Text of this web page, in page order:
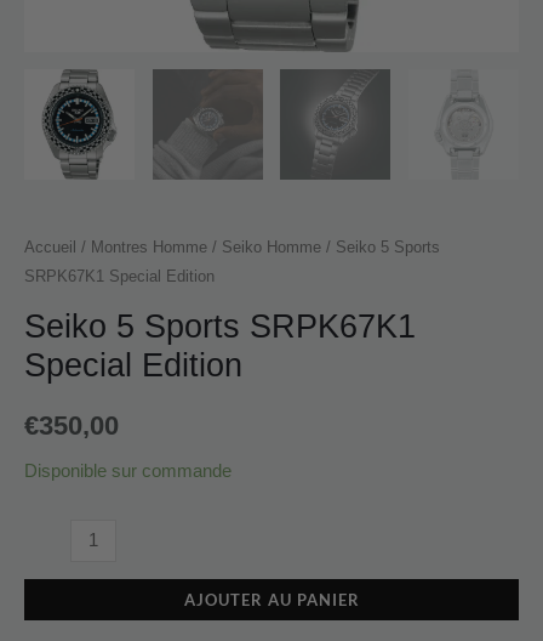
Accueil / Montres Homme / Seiko Homme / Seiko 5 Sports
SRPK67K1 Special Edition
Seiko 5 Sports SRPK67K1
Special Edition
€350,00
Disponible sur commande
AJOUTER AU PANIER